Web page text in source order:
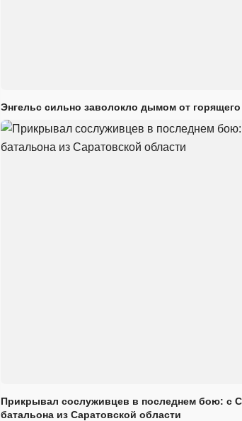
Энгельс сильно заволокло дымом от
Прикрывал сослуживцев в последнем бою: с
батальона из Саратовской области